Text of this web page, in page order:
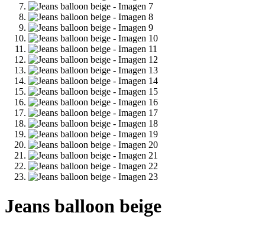
Jeans balloon beige